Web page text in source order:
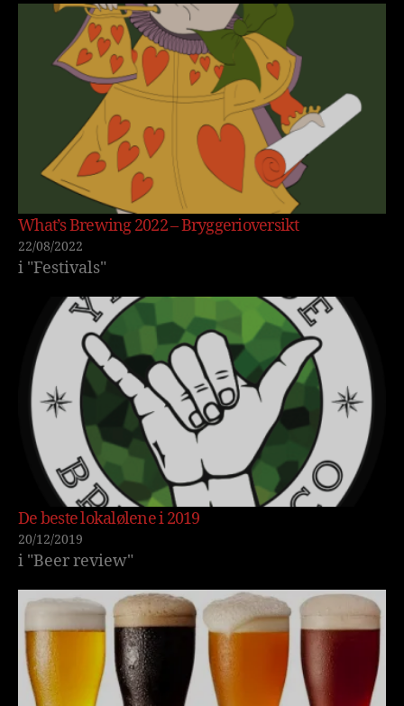
What’s Brewing 2022 – Bryggerioversikt
22/08/2022
i "Festivals"
De beste lokalølene i 2019
20/12/2019
i "Beer review"